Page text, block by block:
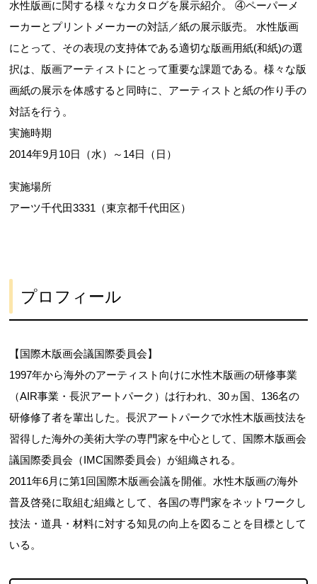
水性版画に関する様々なカタログを展示紹介。 ④ペーパーメ
ーカーとプリントメーカーの対話／紙の展示販売。 水性版画
にとって、その表現の支持体である適切な版画用紙(和紙)の選
択は、版画アーティストにとって重要な課題である。様々な版
画紙の展示を体感すると同時に、アーティストと紙の作り手の
対話を行う。
実施時期
2014年9月10日（水）～14日（日）
実施場所
アーツ千代田3331（東京都千代田区）
プロフィール
【国際木版画会議国際委員会】
1997年から海外のアーティスト向けに水性木版画の研修事業
（AIR事業・長沢アートパーク）は行われ、30ヵ国、136名の
研修修了者を輩出した。長沢アートパークで水性木版画技法を
習得した海外の美術大学の専門家を中心として、国際木版画会
議国際委員会（IMC国際委員会）が組織される。
2011年6月に第1回国際木版画会議を開催。水性木版画の海外
普及啓発に取組む組織として、各国の専門家をネットワークし
技法・道具・材料に対する知見の向上を図ることを目標として
いる。